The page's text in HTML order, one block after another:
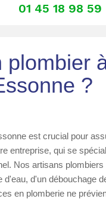
01 45 18 98 59
plombier
?
est crucial pour
entreprise, qui se
Nos artisans
d'un débouchage
en plomberie ne